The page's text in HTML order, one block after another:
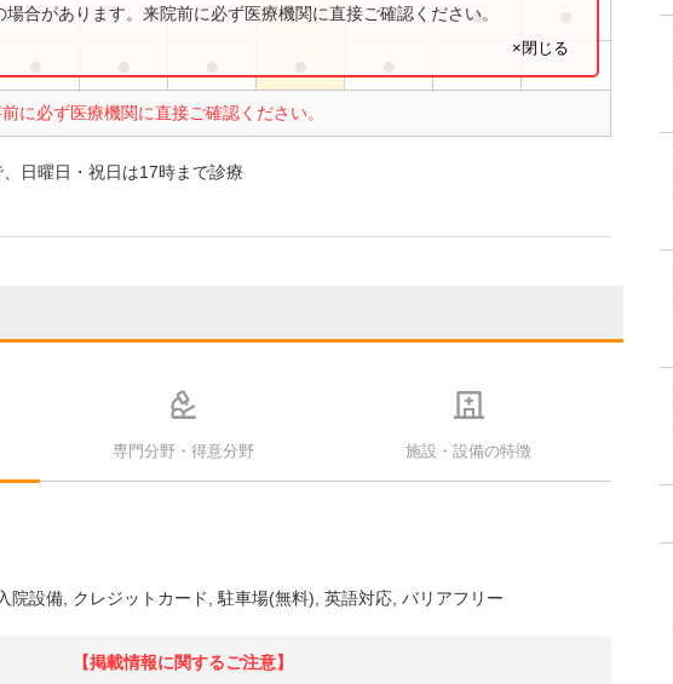
●
に必ず医療機関に直接ご確認ください。
合があります。来院前に必ず医療機関に直接ご確認ください。
×閉じる
日曜日・祝日は17時まで診療
専門分野・得意分野 施設・設備の特徴
入院設備 クレジットカード 駐車場(無料) 英語対応 バリアフリー
【掲載情報に関するご注意】